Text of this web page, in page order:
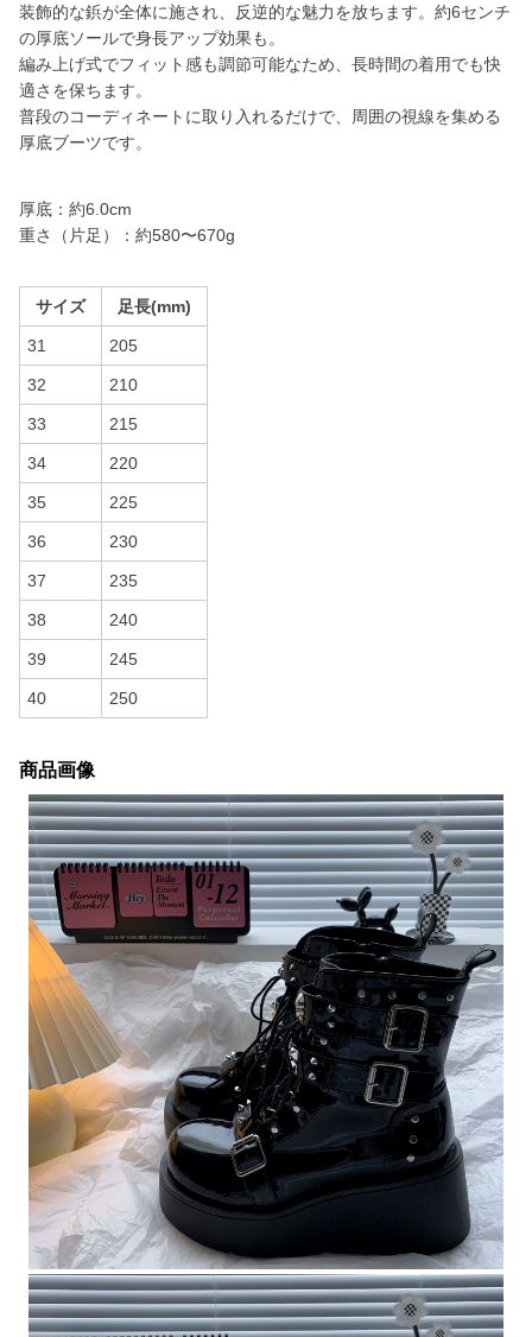
装飾的な鋲が全体に施され、反逆的な魅力を放ちます。約6センチ
の厚底ソールで身長アップ効果も。
編み上げ式でフィット感も調節可能なため、長時間の着用でも快
適さを保ちます。
普段のコーディネートに取り入れるだけで、周囲の視線を集める
厚底ブーツです。
厚底：約6.0cm
重さ（片足）：約580〜670g
サイズ 足長(mm)
31 205
32 210
33 215
34 220
35 225
36 230
37 235
38 240
39 245
40 250
商品画像